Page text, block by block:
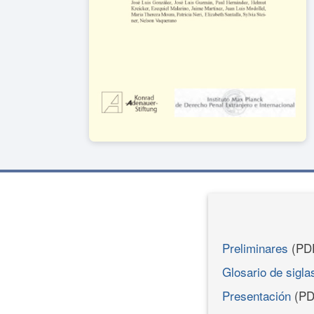
Preliminares
Glosario de
Presentación